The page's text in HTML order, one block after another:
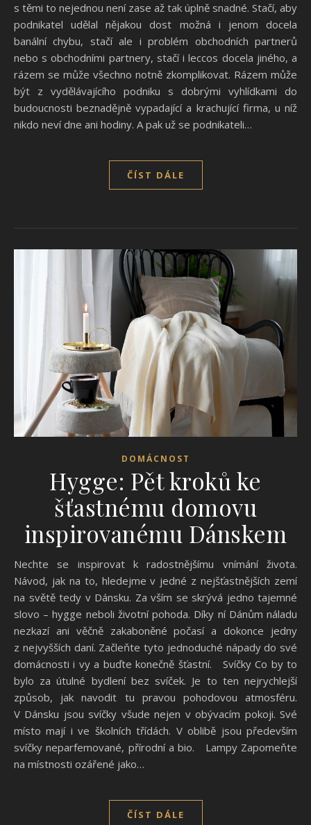
s těmi to nejednou není zase až tak úplně snadné. Stačí, aby
podnikatel udělal nějakou dost možná i jenom docela
banální chybu, stačí ale i problém obchodních partnerů
nebo s obchodními partnery, stačí i leccos docela jiného, a
rázem se může všechno notně zkomplikovat. Rázem může
být z vydělávajícího podniku s dobrými vyhlídkami do
budoucnosti beznadějně vypadající a krachující firma, u níž
nikdo neví dne ani hodiny. A pak už se podnikateli…
ČÍST DÁLE
DOMÁCNOST
Hygge: Pět kroků ke
šťastnému domovu
inspirovanému Dánskem
Nechte se inspirovat k radostnějšímu vnímání života.
Návod, jak na to, hledejme v jedné z nejšťastnějších zemí
na světě tedy v Dánsku. Za vším se skrývá jedno tajemné
slovo – hygge neboli životní pohoda. Díky ní Dánům náladu
nezkazí ani věčně zakaboněné počasí a dokonce jedny
z nejvyšších daní. Začleňte tyto jednoduché nápady do své
domácnosti i vy a buďte konečně šťastní. Svíčky Co by to
bylo za útulné bydlení bez svíček. Je to ten nejrychlejší
způsob, jak navodit tu pravou pohodovou atmosféru.
V Dánsku jsou svíčky všude nejen v obývacím pokoji. Své
místo mají i ve školních třídách. V oblibě jsou především
svíčky neparfemované, přírodní a bio. Lampy Zapomeňte
na místnosti ozářené jako…
ČÍST DÁLE